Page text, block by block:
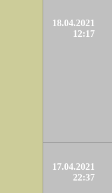
18.04.2021
12:17
17.04.2021
22:37